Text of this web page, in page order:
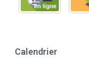
Calendrier